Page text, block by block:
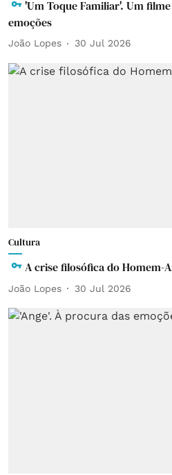
'Um Toque Familiar'. Um
emoções
João Lopes 30 Jul 2026
Cultura
A crise filosófica do Homem-
João Lopes 30 Jul 2026